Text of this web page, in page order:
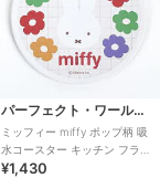
パーフェクト・ワールド・トーキョー
ミッフィー miffy ポップ柄 吸
水コースター キッチン フラワ
ーポップシリーズ
¥1,430